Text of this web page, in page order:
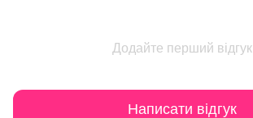
Додайте перший відгук
Написати відгук